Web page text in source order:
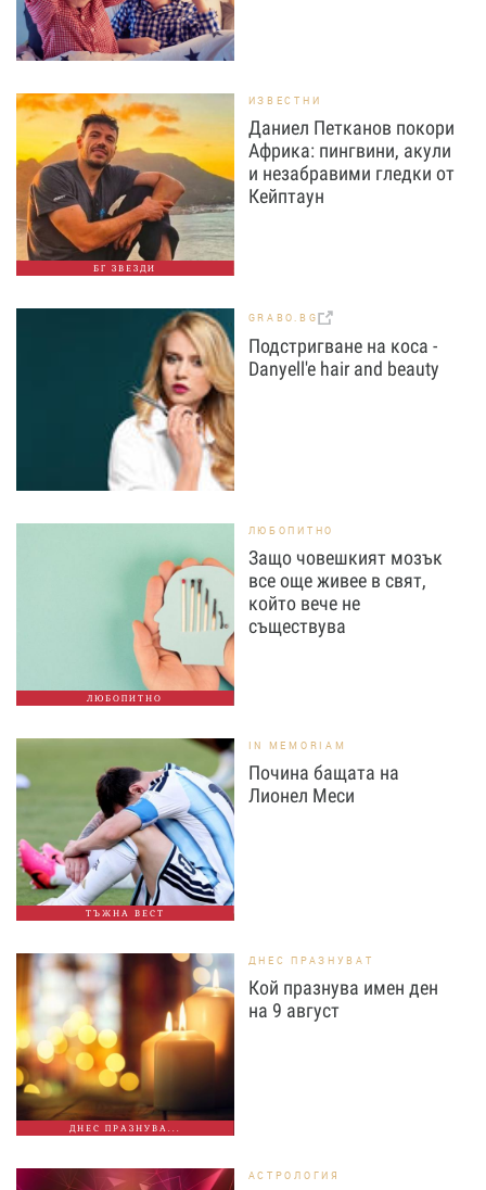
БГ ЗВЕЗДИ
ИЗВЕСТНИ
Даниел Петканов покори
Африка: пингвини, акули
и незабравими гледки от
Кейптаун
GRABO.BG
Подстригване на коса -
Danyell'e hair and beauty
ЛЮБОПИТНО
ЛЮБОПИТНО
Защо човешкият мозък
все още живее в свят,
който вече не
съществува
ТЪЖНА ВЕСТ
IN MEMORIAM
Почина бащата на
Лионел Меси
ДНЕС ПРАЗНУВА...
ДНЕС ПРАЗНУВАТ
Кой празнува имен ден
на 9 август
АСТРОЛОГИЯ